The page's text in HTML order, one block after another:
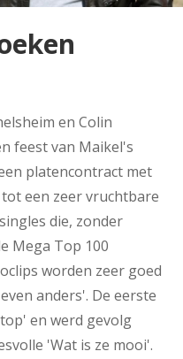
en Colin
feest van Maikel's
platencontract met
een zeer vruchtbare
die, zonder
Mega Top 100
worden zeer goed
anders'. De eerste
en werd gevolg
'Wat is ze mooi'.